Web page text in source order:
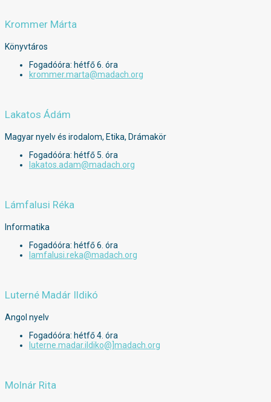
Krommer Márta
Könyvtáros
Fogadóóra: hétfő 6. óra
krommer.marta@madach.org
Lakatos Ádám
Magyar nyelv és irodalom, Etika, Drámakör
Fogadóóra: hétfő 5. óra
lakatos.adam@madach.org
Lámfalusi Réka
Informatika
Fogadóóra: hétfő 6. óra
lamfalusi.reka@madach.org
Luterné Madár Ildikó
Angol nyelv
Fogadóóra: hétfő 4. óra
luterne.madar.ildiko@]madach.org
Molnár Rita